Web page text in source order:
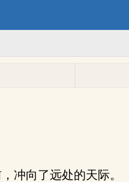
冲向了远处的天际。